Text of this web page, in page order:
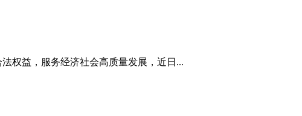
权益，服务经济社会高质量发展，近日...